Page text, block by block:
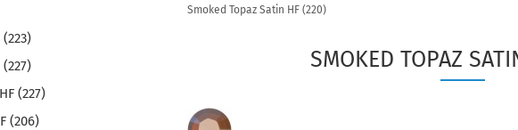
Smoked Topaz Satin HF (220)
SMOKED TOPAZ
(227)
(206)